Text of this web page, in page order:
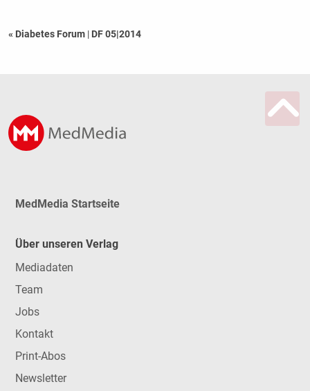
« Diabetes Forum | DF 05|2014
MedMedia Startseite
Über unseren Verlag
Mediadaten
Team
Jobs
Kontakt
Print-Abos
Newsletter